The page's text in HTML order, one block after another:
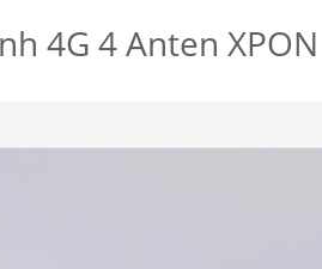
4G 4 Anten